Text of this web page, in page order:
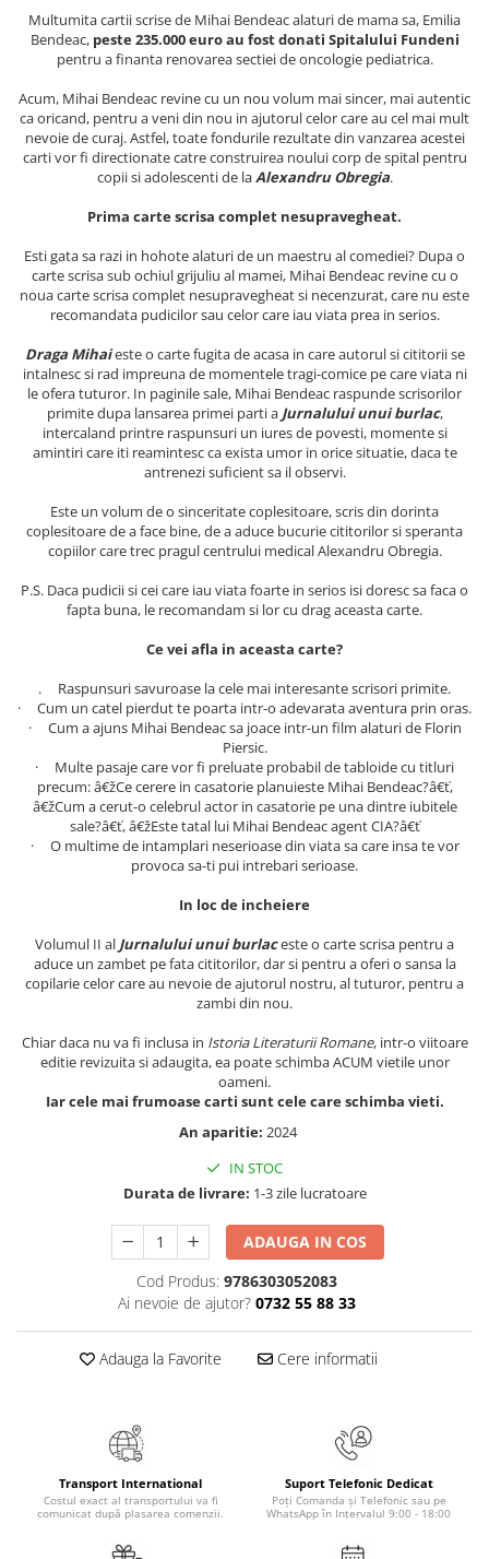
Carti pentru Adolescenti, Young
Adult
Crime, Thriller, Mistery
Literatura Romana
Literatura Universala
Poezie
romantice
Senzatii/Dragoste
Senzatii/Erotic
Senzatii/Suspans
Senzatii/Thriller
SF & Fantasy
Teatru
Teens Book Club
Birotica & Papetarie
Adezivi si benzi adezive
Articole Birotica
Accesorii Arhivare
Hartie si Accesorii
Instrumente de scris
Organizare si Arhivare
Seturi birotica
Articole scolare
Caiete si Carnetele scolare
Ghiozdane si Penare scolare
Instrumente de scris
Instrumente si Truse Geometrie
Consumabile & Accesorii
Cadouri
Literatura Universala
Carte Prescolara, Joc
Carti cartonate
Descopera si invata
Povesti pe roti
Primele notiuni
Carti de colorat
Multumita cartii scrise de Mihai Bendeac alaturi de mama sa, Emilia
Bendeac, peste 235.000 euro au fost donati Spitalului Fundeni
pentru a finanta renovarea sectiei de oncologie pediatrica.
Acum, Mihai Bendeac revine cu un nou volum mai sincer, mai autentic
ca oricand, pentru a veni din nou in ajutorul celor care au cel mai mult
nevoie de curaj. Astfel, toate fondurile rezultate din vanzarea acestei
carti vor fi directionate catre construirea noului corp de spital pentru
copii si adolescenti de laAlexandru Obregia.
Prima carte scrisa complet nesupravegheat.
Esti gata sa razi in hohote alaturi de un maestru al comediei? Dupa o
carte scrisa sub ochiul grijuliu al mamei, Mihai Bendeac revine cu o
noua carte scrisa complet nesupravegheat si necenzurat, care nu este
recomandata pudicilor sau celor care iau viata prea in serios.
Draga Mihaieste o carte fugita de acasa in care autorul si cititorii se
intalnesc si rad impreuna de momentele tragi-comice pe care viata ni
le ofera tuturor. In paginile sale, Mihai Bendeac raspunde scrisorilor
primite dupa lansarea primei parti a Jurnalului unui burlac,
intercaland printre raspunsuri un iures de povesti, momente si
amintiri care iti reamintesc ca exista umor in orice situatie, daca te
antrenezi suficient sa il observi.
Este un volum de o sinceritate coplesitoare, scris din dorinta
coplesitoare de a face bine, de a aduce bucurie cititorilor si speranta
copiilor care trec pragul centrului medical Alexandru Obregia.
P.S. Daca pudicii si cei care iau viata foarte in serios isi doresc sa faca o
fapta buna, le recomandam si lor cu drag aceasta carte.
Ce vei afla in aceasta carte?
. Raspunsuri savuroase la cele mai interesante scrisori primite.
· Cum un catel pierdut te poarta intr-o adevarata aventura prin oras.
· Cum a ajuns Mihai Bendeac sa joace intr-un film alaturi de Florin
Piersic.
· Multe pasaje care vor fi preluate probabil de tabloide cu titluri
precum: â€žCe cerere in casatorie planuieste Mihai Bendeac?â€ť,
â€žCum a cerut-o celebrul actor in casatorie pe una dintre iubitele
sale?â€ť, â€žEste tatal lui Mihai Bendeac agent CIA?â€ť
· O multime de intamplari neserioase din viata sa care insa te vor
provoca sa-ti pui intrebari serioase.
In loc de incheiere
Volumul II al Jurnalului unui burlaceste o carte scrisa pentru a
aduce un zambet pe fata cititorilor, dar si pentru a oferi o sansa la
copilarie celor care au nevoie de ajutorul nostru, al tuturor, pentru a
zambi din nou.
Chiar daca nu va fi inclusa in Istoria Literaturii Romane, intr-o viitoare
editie revizuita si adaugita, ea poate schimba ACUM vietile unor
oameni.
Iar cele mai frumoase carti sunt cele care schimba vieti.
An aparitie: 2024
IN STOC
Durata de livrare: 1-3 zile lucratoare
ADAUGA IN COS
Cod Produs: 9786303052083
Ai nevoie de ajutor? 0732 55 88 33
Adauga la Favorite Cere informatii
Transport International
Costul exact al transportului va fi
comunicat după plasarea comenzii.
Suport Telefonic Dedicat
Poți Comanda și Telefonic sau pe
WhatsApp în Intervalul 9:00 - 18:00